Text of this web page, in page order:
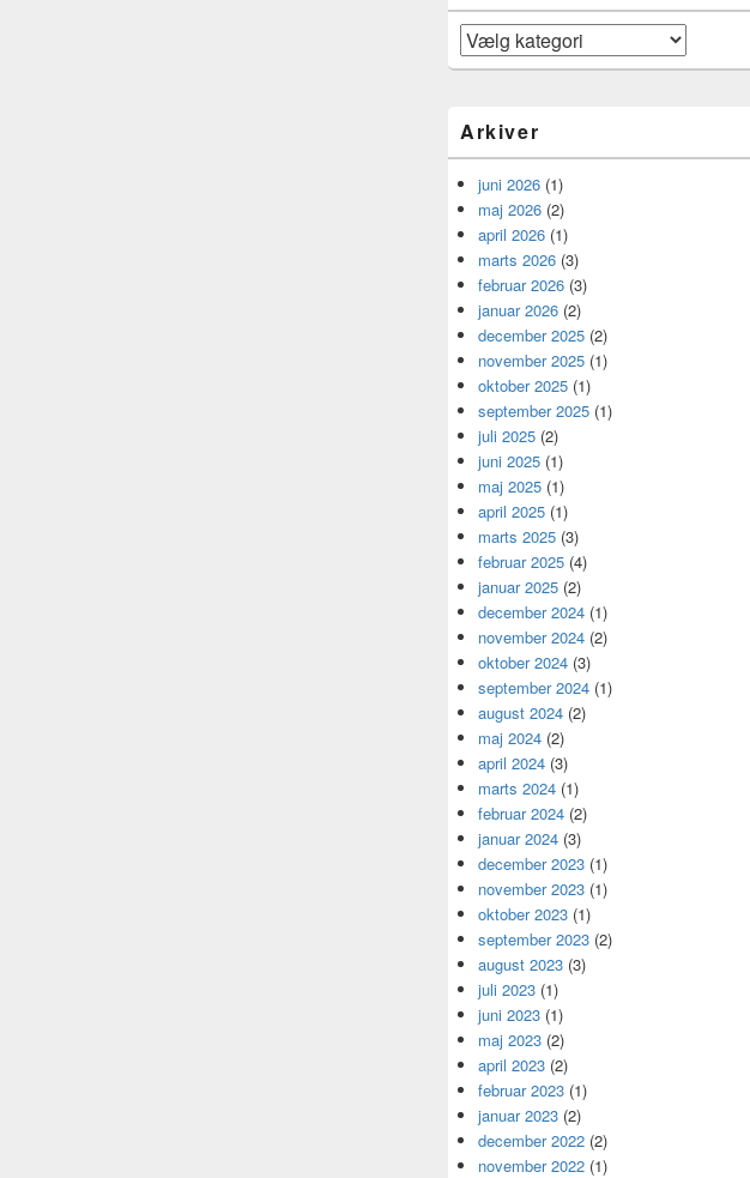
Kategorier
Arkiver
juni 2026 (1)
maj 2026 (2)
april 2026 (1)
marts 2026 (3)
februar 2026 (3)
januar 2026 (2)
december 2025 (2)
november 2025 (1)
oktober 2025 (1)
september 2025 (1)
juli 2025 (2)
juni 2025 (1)
maj 2025 (1)
april 2025 (1)
marts 2025 (3)
februar 2025 (4)
januar 2025 (2)
december 2024 (1)
november 2024 (2)
oktober 2024 (3)
september 2024 (1)
august 2024 (2)
maj 2024 (2)
april 2024 (3)
marts 2024 (1)
februar 2024 (2)
januar 2024 (3)
december 2023 (1)
november 2023 (1)
oktober 2023 (1)
september 2023 (2)
august 2023 (3)
juli 2023 (1)
juni 2023 (1)
maj 2023 (2)
april 2023 (2)
februar 2023 (1)
januar 2023 (2)
december 2022 (2)
november 2022 (1)